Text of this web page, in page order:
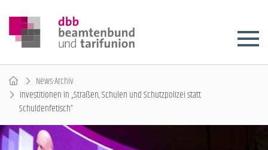
News-Archiv
Investitionen in „Straßen, Schulen und Schutzpolizei statt
Schuldenfetisch“